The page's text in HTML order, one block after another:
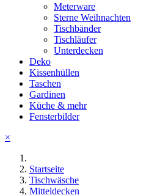
Meterware
Sterne Weihnachten
Tischbänder
Tischläufer
Unterdecken
Deko
Kissenhüllen
Taschen
Gardinen
Küche & mehr
Fensterbilder
×
Startseite
Tischwäsche
Mitteldecken